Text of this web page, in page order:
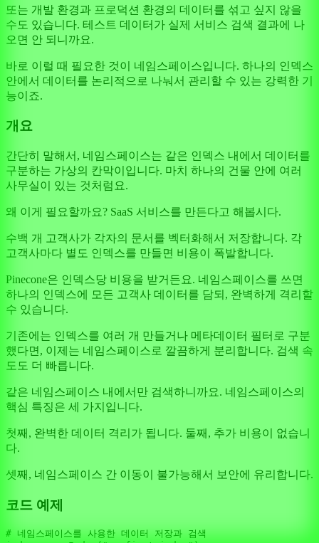
또는 개발 환경과 프로덕션 환경의 데이터를 섞고 싶지 않을
수도 있습니다. 테스트 데이터가 실제 서비스 검색 결과에 나
오면 안 되니까요.
바로 이럴 때 필요한 것이 네임스페이스입니다. 하나의 인덱스
안에서 데이터를 논리적으로 나눠서 관리할 수 있는 강력한 기
능이죠.
개요
간단히 말해서, 네임스페이스는 같은 인덱스 내에서 데이터를
구분하는 가상의 칸막이입니다. 마치 하나의 건물 안에 여러
사무실이 있는 것처럼요.
왜 이게 필요할까요? SaaS 서비스를 만든다고 해봅시다.
수백 개 고객사가 각자의 문서를 벡터화해서 저장합니다. 각
고객사마다 별도 인덱스를 만들면 비용이 폭발합니다.
Pinecone은 인덱스당 비용을 받거든요. 네임스페이스를 쓰면
하나의 인덱스에 모든 고객사 데이터를 담되, 완벽하게 격리할
수 있습니다.
기존에는 인덱스를 여러 개 만들거나 메타데이터 필터로 구분
했다면, 이제는 네임스페이스로 깔끔하게 분리합니다. 검색 속
도도 더 빠릅니다.
같은 네임스페이스 내에서만 검색하니까요. 네임스페이스의
핵심 특징은 세 가지입니다.
첫째, 완벽한 데이터 격리가 됩니다. 둘째, 추가 비용이 없습니
다.
셋째, 네임스페이스 간 이동이 불가능해서 보안에 유리합니다.
코드 예제
# 네임스페이스를 사용한 데이터 저장과 검색